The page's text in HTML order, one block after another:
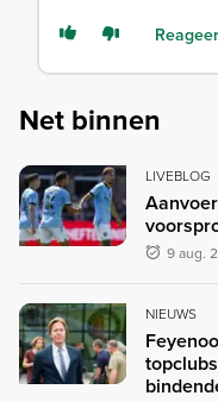
Reageer
Net binnen
LIVEBLOG
9 aug.
NIEUWS